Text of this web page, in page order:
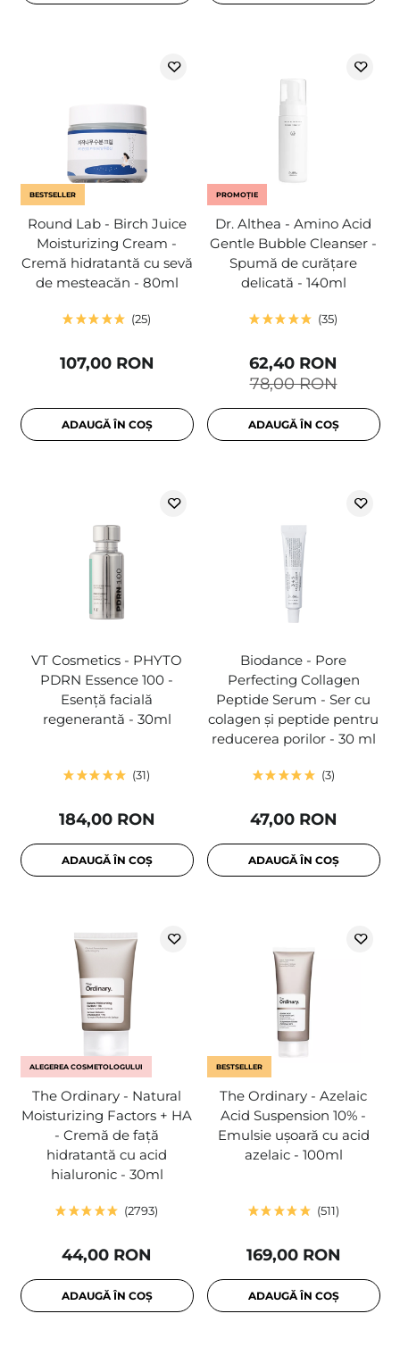
BESTSELLER
Round Lab - Birch Juice
Moisturizing Cream -
Cremă hidratantă cu sevă
de mesteacăn - 80ml
25
107,00 RON
ADAUGĂ ÎN COȘ
PROMOȚIE
Dr. Althea - Amino Acid
Gentle Bubble Cleanser -
Spumă de curățare
delicată - 140ml
35
78,00 RON
62,40 RON
ADAUGĂ ÎN COȘ
VT Cosmetics - PHYTO
PDRN Essence 100 -
Esență facială
regenerantă - 30ml
31
184,00 RON
ADAUGĂ ÎN COȘ
Biodance - Pore
Perfecting Collagen
Peptide Serum - Ser cu
colagen și peptide pentru
reducerea porilor - 30 ml
3
47,00 RON
ADAUGĂ ÎN COȘ
ALEGEREA COSMETOLOGULUI
The Ordinary - Natural
Moisturizing Factors + HA
- Cremă de față
hidratantă cu acid
hialuronic - 30ml
2793
44,00 RON
ADAUGĂ ÎN COȘ
BESTSELLER
The Ordinary - Azelaic
Acid Suspension 10% -
Emulsie ușoară cu acid
azelaic - 100ml
511
169,00 RON
ADAUGĂ ÎN COȘ